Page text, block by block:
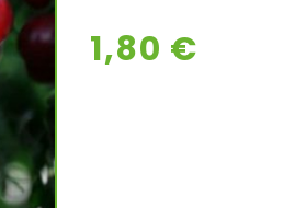
1,80 €